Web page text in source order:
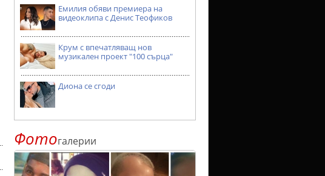
Емилия обяви премиера на
видеоклипа с Денис Теофиков
Крум с впечатляващ нов
музикален проект "100 сърца"
Диона се сгоди
Фотогалерии